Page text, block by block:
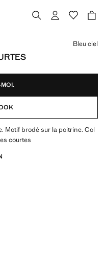
Bleu ciel
Motif brodé sur la poitrine. Col
courtes